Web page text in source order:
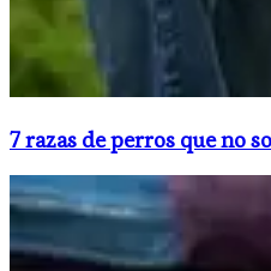
7 razas de perros que no